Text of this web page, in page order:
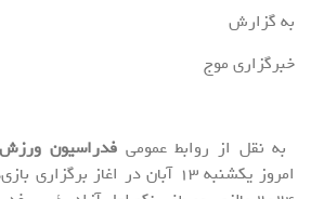
به گزارش
خبرگزاری موج
به نقل از روابط عمومی فدراسیون
امروز یکشنبه ۱۳ آبان در اغاز